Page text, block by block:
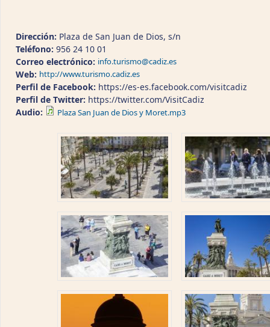
Dirección: Plaza de San Juan de Dios, s/n
Teléfono: 956 24 10 01
Correo electrónico: info.turismo@cadiz.es
Web: http://www.turismo.cadiz.es
Perfil de Facebook: https://es-es.facebook.com/visitcadiz
Perfil de Twitter: https://twitter.com/VisitCadiz
Audio:
Plaza San Juan de Dios y Moret.mp3